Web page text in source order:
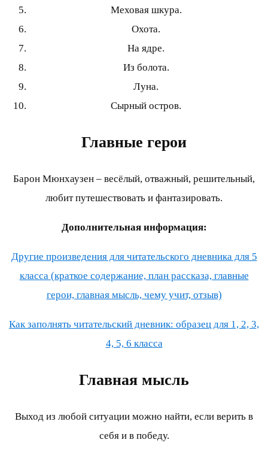
Меховая шкура.
Охота.
На ядре.
Из болота.
Луна.
Сырный остров.
Главные герои
Барон Мюнхаузен – весёлый, отважный, решительный,
любит путешествовать и фантазировать.
Дополнительная информация:
Другие произведения для читательского дневника для 5
класса (краткое содержание, план рассказа, главные
герои, главная мысль, чему учит, отзыв)
Как заполнять читательский дневник: образец для 1, 2, 3,
4, 5, 6 класса
Главная мысль
Выход из любой ситуации можно найти, если верить в
себя и в победу.